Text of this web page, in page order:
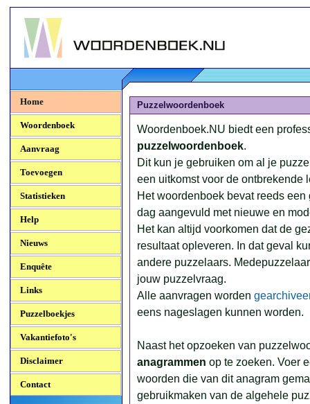
Woordenboek.NU
Home
Woordenboek
Aanvraag
Toevoegen
Statistieken
Help
Nieuws
Enquête
Links
Puzzelboekjes
Vakantiefoto's
Disclaimer
Contact
Puzzelwoordenboek
Woordenboek.NU biedt een
puzzelwoordenboek.
Dit kun je gebruiken om al je
een uitkomst voor de ontbrekende
Het woordenboek bevat reeds
dag aangevuld met nieuwe en
Het kan altijd voorkomen dat de
resultaat opleveren. In dat geval
andere puzzelaars.
jouw puzzelvraag.
Alle aanvragen worden
eens nageslagen kunnen worden.
Naast het opzoeken van
anagrammen op te zoeken. Voer
woorden die van dit anagram
gebruikmaken van de algehele